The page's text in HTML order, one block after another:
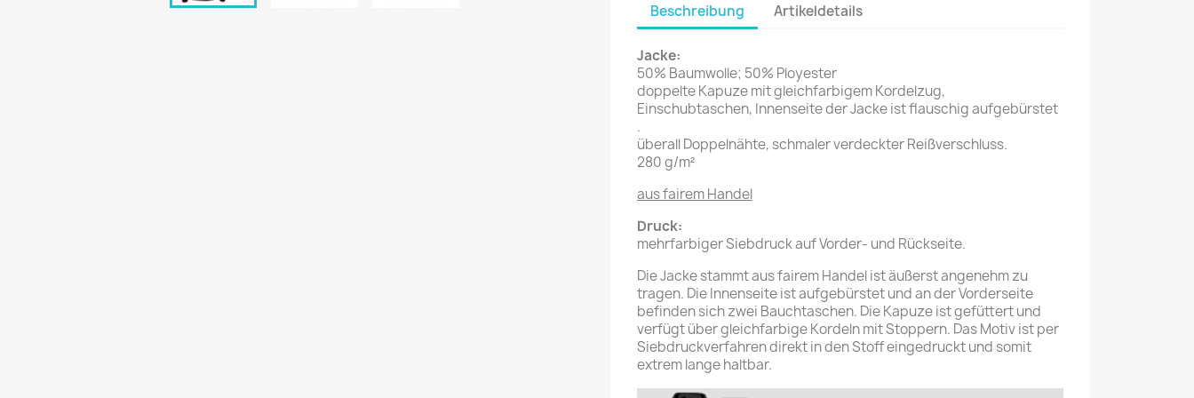
Beschreibung Artikeldetails
Jacke:
50% Baumwolle; 50% Ployester
doppelte Kapuze mit gleichfarbigem Kordelzug,
Einschubtaschen, Innenseite der Jacke ist flauschig aufgebürstet
.
überall Doppelnähte, schmaler verdeckter Reißverschluss.
280 g/m²
aus fairem Handel
Druck:
mehrfarbiger Siebdruck auf Vorder- und Rückseite.
Die Jacke stammt aus fairem Handel ist äußerst angenehm zu
tragen. Die Innenseite ist aufgebürstet und an der Vorderseite
befinden sich zwei Bauchtaschen. Die Kapuze ist gefüttert und
verfügt über gleichfarbige Kordeln mit Stoppern. Das Motiv ist per
Siebdruckverfahren direkt in den Stoff eingedruckt und somit
extrem lange haltbar.